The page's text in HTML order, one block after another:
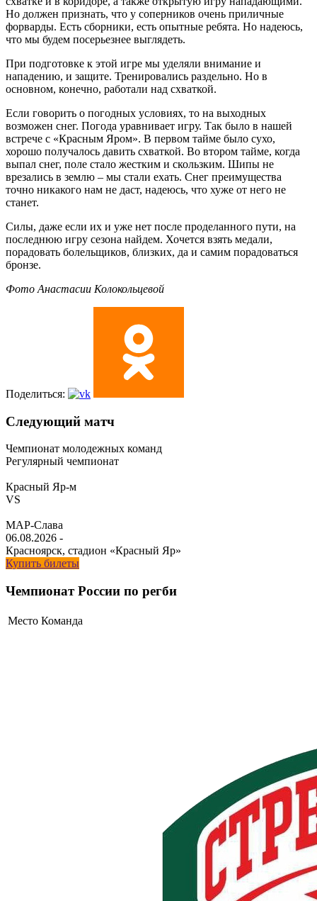
Но должен признать, что у соперников очень приличные
форварды. Есть сборники, есть опытные ребята. Но надеюсь,
что мы будем посерьезнее выглядеть.
При подготовке к этой игре мы уделяли внимание и
нападению, и защите. Тренировались раздельно. Но в
основном, конечно, работали над схваткой.
Если говорить о погодных условиях, то на выходных
возможен снег. Погода уравнивает игру. Так было в нашей
встрече с «Красным Яром». В первом тайме было сухо,
хорошо получалось давить схваткой. Во втором тайме, когда
выпал снег, поле стало жестким и скользким. Шипы не
врезались в землю – мы стали ехать. Снег преимущества
точно никакого нам не даст, надеюсь, что хуже от него не
станет.
Силы, даже если их и уже нет после проделанного пути, на
последнюю игру сезона найдем. Хочется взять медали,
порадовать болельщиков, близких, да и самим порадоваться
бронзе.
Фото Анастасии Колокольцевой
Поделиться:
Следующий матч
Чемпионат молодежных команд
Регулярный чемпионат
Красный Яр-м
VS
МАР-Слава
06.08.2026 -
Красноярск, стадион «Красный Яр»
Купить билеты
Чемпионат России по регби
Место Команда